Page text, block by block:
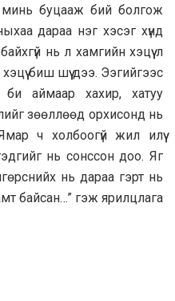
минь буцааж бий болгож
дараа нэг хэсэг хүнд
нь л хамгийн хэцүү л
биш шүү дээ. Ээгийгээс
аймаар хахир, хатуу
зөөллөөд орхисонд нь
ч холбоогүй жил илүү
нь сонссон доо. Яг
нь дараа гэрт нь
байсан…” гэж ярилцлага